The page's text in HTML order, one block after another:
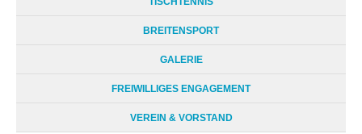
BREITENSPORT
GALERIE
FREIWILLIGES ENGAGEMENT
VEREIN & VORSTAND